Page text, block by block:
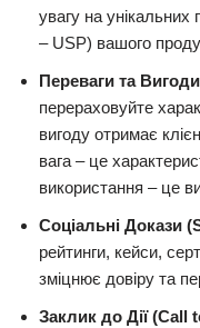
увагу на
– USP) вашого
Переваги та
перераховуйте
вигоду отримає
вага – це
використання – це
Соціальні Докази
рейтинги, кейси,
зміцнює довіру та
Заклик до Дії (Call